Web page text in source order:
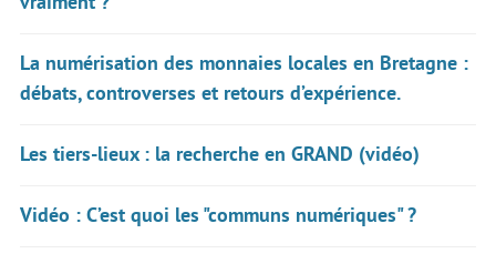
La numérisation des monnaies locales en Bretagne :
débats, controverses et retours d’expérience.
Les tiers-lieux : la recherche en GRAND (vidéo)
Vidéo : C’est quoi les "communs numériques" ?